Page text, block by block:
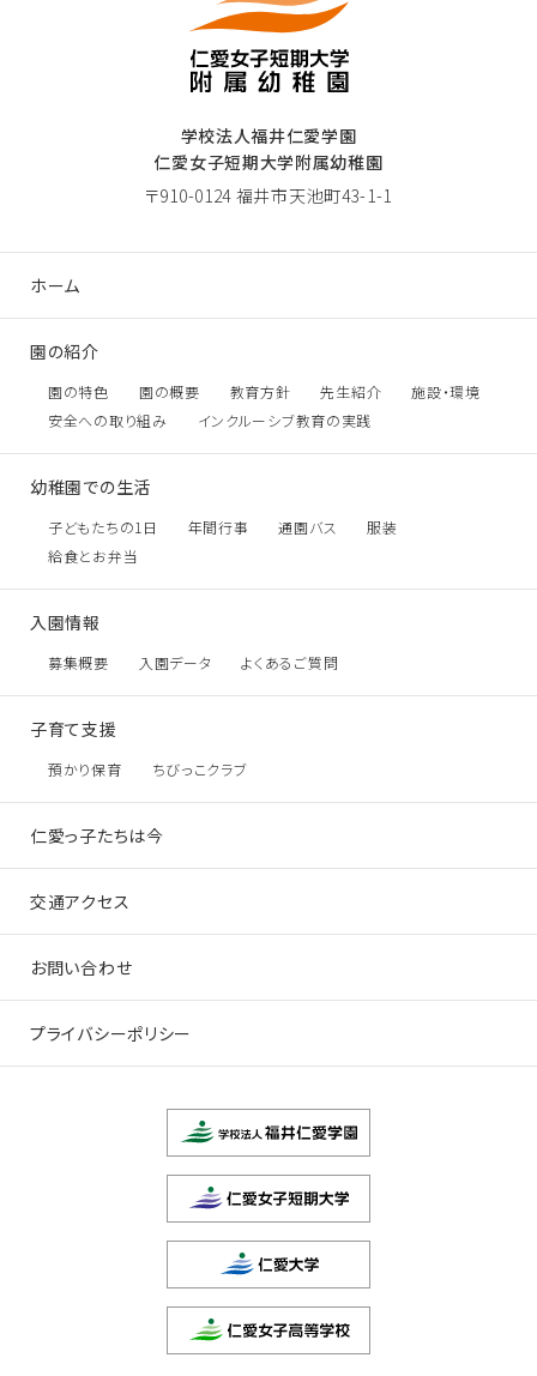
学校法人福井仁愛学園
仁愛女子短期大学附属幼稚園
〒910-0124 福井市天池町43-1-1
ホーム
園の紹介
園の特色 園の概要 教育方針 先生紹介
施設・環境
安全への取り組み
インクルーシブ教育の実践
幼稚園での生活
子どもたちの1日 年間行事 通園バス
服装
給食とお弁当
入園情報
募集概要 入園データ よくあるご質問
子育て支援
預かり保育 ちびっこクラブ
仁愛っ子たちは今
交通アクセス
お問い合わせ
プライバシーポリシー